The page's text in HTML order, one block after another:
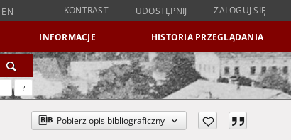
EN KONTRAST UDOSTĘPNIJ ZALOGUJ SIĘ
INFORMACJE HISTORIA PRZEGLĄDANIA
?
Pobierz opis bibliograficzny